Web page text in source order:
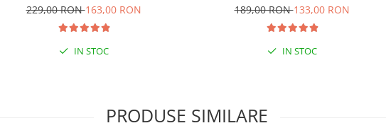
229,00 RON163,00 RON
IN STOC
189,00 RON133,00 RON
IN STOC
PRODUSE SIMILARE